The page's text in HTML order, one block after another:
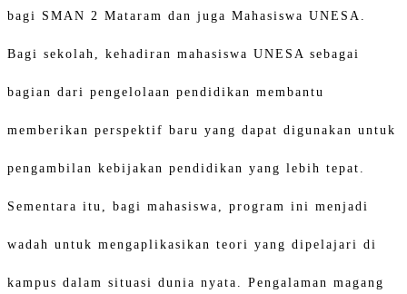
bagi SMAN 2 Mataram dan juga Mahasiswa UNESA.
Bagi sekolah, kehadiran mahasiswa UNESA sebagai
bagian dari pengelolaan pendidikan membantu
memberikan perspektif baru yang dapat digunakan untuk
pengambilan kebijakan pendidikan yang lebih tepat.
Sementara itu, bagi mahasiswa, program ini menjadi
wadah untuk mengaplikasikan teori yang dipelajari di
kampus dalam situasi dunia nyata. Pengalaman magang